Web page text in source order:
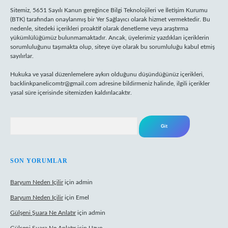
Sitemiz, 5651 Sayılı Kanun gereğince Bilgi Teknolojileri ve İletişim Kurumu
(BTK) tarafından onaylanmış bir Yer Sağlayıcı olarak hizmet vermektedir. Bu
nedenle, sitedeki içerikleri proaktif olarak denetleme veya araştırma
yükümlülüğümüz bulunmamaktadır. Ancak, üyelerimiz yazdıkları içeriklerin
sorumluluğunu taşımakta olup, siteye üye olarak bu sorumluluğu kabul etmiş
sayılırlar.
Hukuka ve yasal düzenlemelere aykırı olduğunu düşündüğünüz içerikleri,
backlinkpanelicomtr@gmail.com adresine bildirmeniz halinde, ilgili içerikler
yasal süre içerisinde sitemizden kaldırılacaktır.
SON YORUMLAR
Baryum Neden Içiliriçin admin
Baryum Neden Içiliriçin Emel
Gülşeni Şuara Ne Anlatıriçin admin